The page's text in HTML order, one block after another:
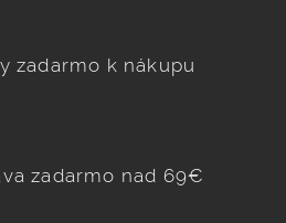
zadarmo k nákupu
zadarmo nad 69€